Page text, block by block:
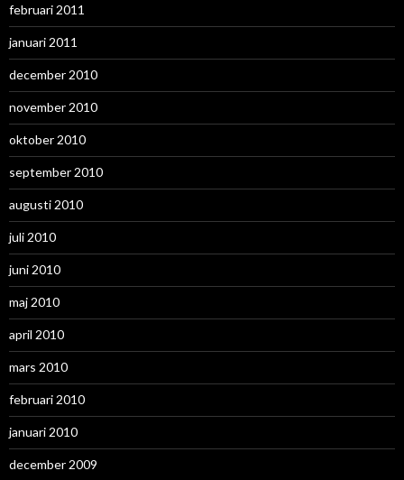
februari 2011
januari 2011
december 2010
november 2010
oktober 2010
september 2010
augusti 2010
juli 2010
juni 2010
maj 2010
april 2010
mars 2010
februari 2010
januari 2010
december 2009